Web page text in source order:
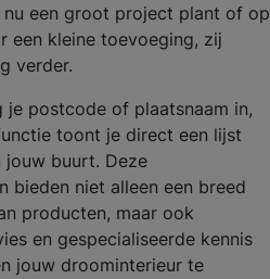
nu een groot project plant of op
een kleine toevoeging, zij
verder.
je postcode of plaatsnaam in,
toont je direct een lijst
jouw buurt. Deze
bieden niet alleen een breed
producten, maar ook
en gespecialiseerde kennis
jouw droominterieur te